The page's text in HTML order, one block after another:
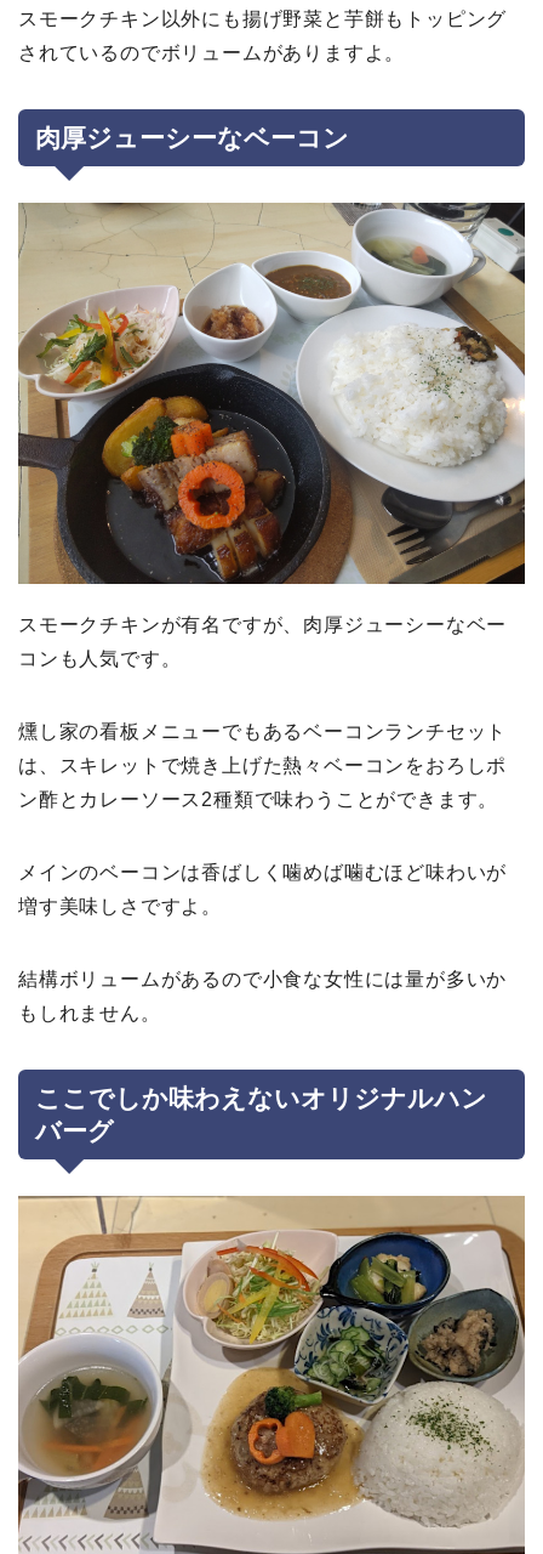
スモークチキン以外にも揚げ野菜と芋餅もトッピング
されているのでボリュームがありますよ。
肉厚ジューシーなベーコン
スモークチキンが有名ですが、肉厚ジューシーなベー
コンも人気です。
燻し家の看板メニューでもあるベーコンランチセット
は、スキレットで焼き上げた熱々ベーコンをおろしポ
ン酢とカレーソース2種類で味わうことができます。
メインのベーコンは香ばしく噛めば噛むほど味わいが
増す美味しさですよ。
結構ボリュームがあるので小食な女性には量が多いか
もしれません。
ここでしか味わえないオリジナルハン
バーグ